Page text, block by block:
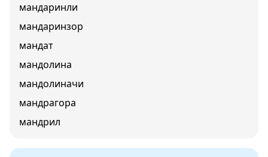
мандаринли
мандаринзор
мандат
мандолина
мандолиначи
мандрагора
мандрил